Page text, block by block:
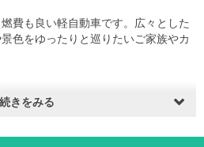
費も良い軽自動車です。広々とした
色をゆったりと巡りたいご家族やカ
カメタリック
続きをみる